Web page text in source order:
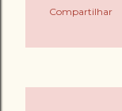
Compartilhar